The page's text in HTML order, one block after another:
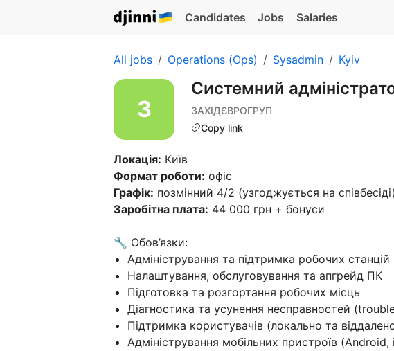
Candidates Jobs Salaries
All jobs Operations (Ops) Sysadmin Kyiv
Системний
ЗАХІДЄВРОГРУП
Copy link
Локація: Київ
Формат роботи: офіс
Графік: позмінний 4/2 (узгоджується на співбесіді)
Заробітна плата: 44 000 грн + бонуси
🔧 Обов’язки:
Адміністрування та підтримка робочих станцій
Налаштування, обслуговування та апгрейд ПК
Підготовка та розгортання робочих місць
Діагностика та усунення несправностей
Підтримка користувачів (локально та
Адміністрування мобільних пристроїв (Android,